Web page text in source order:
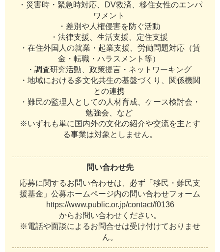
・災害時・緊急時対応、DV救済、移住女性のエンパ
ワメント
・差別や人権侵害を防ぐ活動
・法律支援、生活支援、定住支援
・在住外国人の就業・起業支援、労働問題対応（賃
金・転職・ハラスメント等）
・調査研究活動、政策提言・ネットワーキング
・地域における多文化共生の基盤づくり、関係機関
との連携
・難民の監理人としての人材育成、ケース検討会・
勉強会、など
※いずれも単に国内外の文化の紹介や交流を主とす
る事業は対象としません。
問い合わせ先
応募に関するお問い合わせは、必ず「移民・難民支
援基金」公募ホームページ内の問い合わせフォーム
https://www.public.or.jp/contact/f0136
からお問い合わせください。
※電話や面談によるお問合せは受け付けておりませ
ん。